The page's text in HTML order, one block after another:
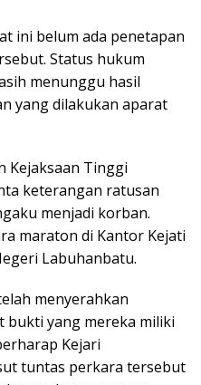
ini belum ada penetapan
Status hukum
menunggu hasil
yang dilakukan aparat
Kejaksaan Tinggi
keterangan ratusan
menjadi korban.
maraton di Kantor Kejati
Labuhanbatu.
menyerahkan
bukti yang mereka miliki
Kejari
tuntas perkara tersebut